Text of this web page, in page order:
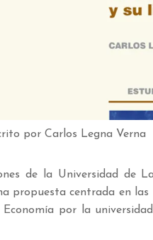
por Carlos Legna Verna
de la Universidad de
propuesta centrada en
por la